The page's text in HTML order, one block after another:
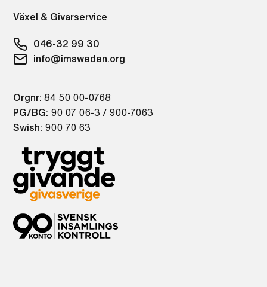
Växel & Givarservice
046-32 99 30
info@imsweden.org
Orgnr: 84 50 00-0768
PG/BG: 90 07 06-3 / 900-7063
Swish: 900 70 63